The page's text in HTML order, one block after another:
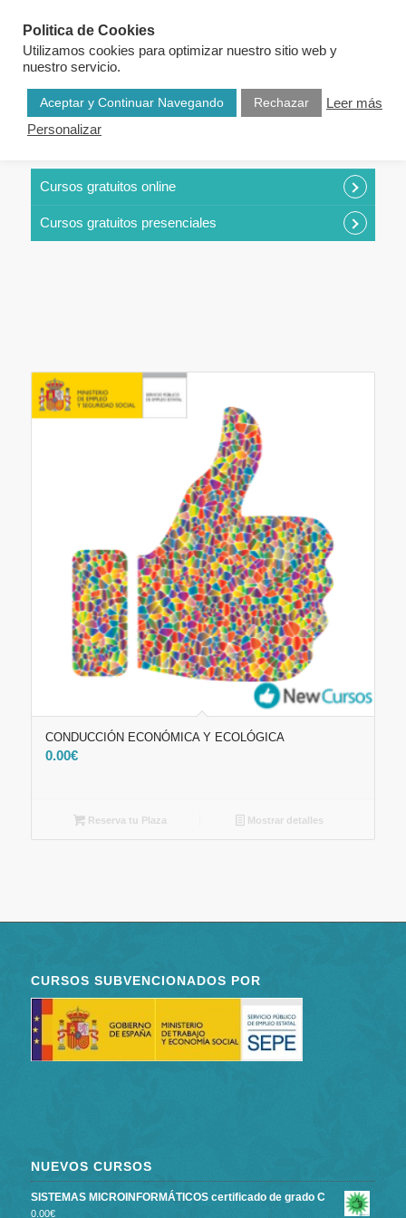
Cursos gratuitos online
Cursos gratuitos presenciales
CONDUCCIÓN ECONÓMICA Y ECOLÓGICA
0.00€
Reserva tu Plaza Mostrar detalles
CURSOS SUBVENCIONADOS POR
NUEVOS CURSOS
SISTEMAS MICROINFORMÁTICOS certificado de grado C
0.00€
Politica de Cookies
Utilizamos cookies para optimizar nuestro sitio web y
nuestro servicio.
Aceptar y Continuar Navegando Rechazar
Leer más
Personalizar